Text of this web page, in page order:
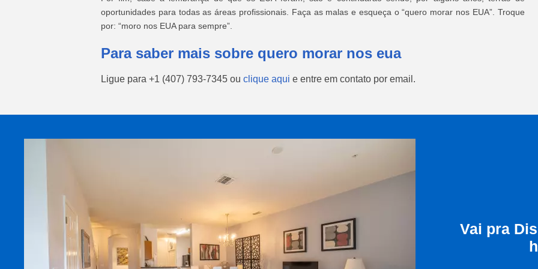
oportunidades para todas as áreas profissionais. Faça as malas e esqueça o “quero morar nos EUA”. Troque
por: “moro nos EUA para sempre”.
Para saber mais sobre quero morar nos eua
Ligue para +1 (407) 793-7345 ou clique aqui e entre em contato por email.
Vai pra